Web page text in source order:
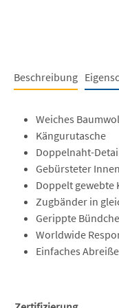
Beschreibung
Weiches
Kängurutasche
Doppelnaht-
Gebürsteter
Doppelt gewebte
Zugbänder in
Gerippte
Worldwide
Einfaches